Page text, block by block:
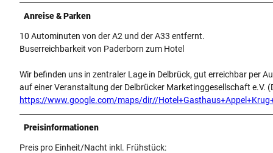
Anreise & Parken
10 Autominuten von der A2 und der A33 entfernt.
Buserreichbarkeit von Paderborn zum Hotel
Wir befinden uns in zentraler Lage in Delbrück, gut erreichbar per
auf einer Veranstaltung der Delbrücker Marketinggesellschaft e.V.
https://www.google.com/maps/dir//
Preisinformationen
Preis pro Einheit/Nacht inkl. Frühstück: